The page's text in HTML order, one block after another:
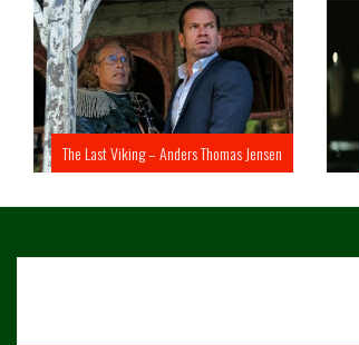
The Last Viking – Anders Thomas Jensen